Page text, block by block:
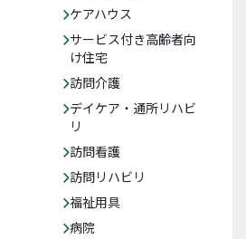
ケアハウス
サービス付き高齢者向
け住宅
訪問介護
デイケア・通所リハビ
リ
訪問看護
訪問リハビリ
福祉用具
病院